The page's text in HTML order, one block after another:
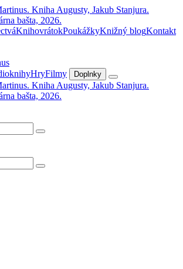
KnihovrátokPoukážkyKnižný blogKontakt
HryFilmy Doplnky